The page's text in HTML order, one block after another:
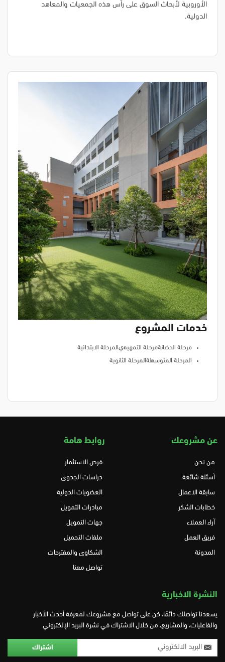
الأوروبية لأبحاث السوق على رأس هذه الجمعيات والمعاهد
الدولية.
خدمات المشروع
مرحلة الحضانةمرحلة التمهيديالمرحلة الابتدائية
المرحلة المتوسطةالمرحلة الثانوية
عن مشروعك
من نحن
أسئلة شائعة
سابقة الاعمال
خطابات الشكر
آراء العملاء
فريق العمل
المدونة
روابط هامة
فرص الاستثمار
دراسات الجدوى
العضويات الدولية
مبادرات التمويل
جهات التمويل
ملفات التحميل
الشكاوى والمقترحات
تواصل معنا
النشرة الاخبارية
يسعدنا تواصلك دائمًا، كن على تواصل مع مشروعك لمعرفة أحدث الأخبار
والفاعليات، والمشاريع، من خلال الاشتراك في نشرة البريد الإلكتروني